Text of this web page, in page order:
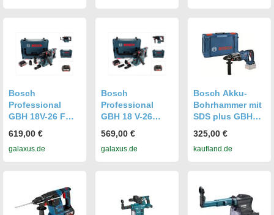
Ladegerät
Bosch
Professional
GBH 18V-26 F
Bohrhammer 18V
2,6J SDS-Plus in
Staubabsaugung
+ 1x 5A
(Bohrhammer)
619,00 €
galaxus.de
Bosch
Professional
GBH 18 V-26
Bohrhammer 18V
SDS-Plus 2,6J +
(Bohrhammer)
(0611909001)
569,00 €
galaxus.de
Bosch Akku-
Bohrhammer mit
SDS plus GBH
XL-BOXX
325,00 €
kaufland.de